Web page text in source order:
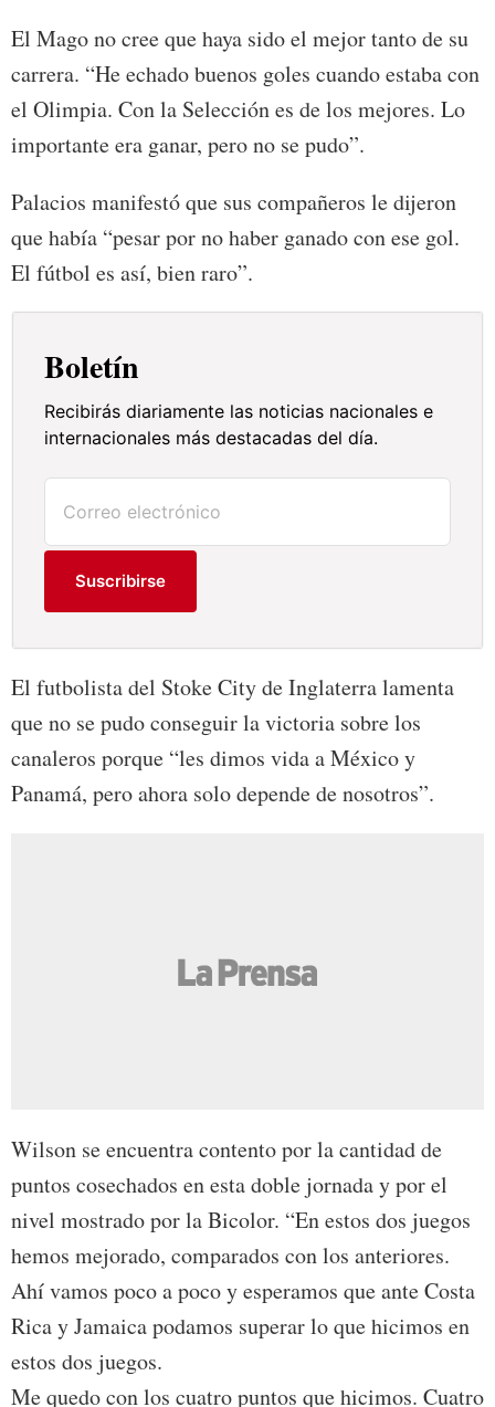
El Mago no cree que haya sido el mejor tanto de su
carrera. “He echado buenos goles cuando estaba con
el Olimpia. Con la Selección es de los mejores. Lo
importante era ganar, pero no se pudo”.
Palacios manifestó que sus compañeros le dijeron
que había “pesar por no haber ganado con ese gol.
El fútbol es así, bien raro”.
Boletín
Recibirás diariamente las noticias nacionales e
internacionales más destacadas del día.
Suscribirse
El futbolista del Stoke City de Inglaterra lamenta
que no se pudo conseguir la victoria sobre los
canaleros porque “les dimos vida a México y
Panamá, pero ahora solo depende de nosotros”.
Wilson se encuentra contento por la cantidad de
puntos cosechados en esta doble jornada y por el
nivel mostrado por la Bicolor. “En estos dos juegos
hemos mejorado, comparados con los anteriores.
Ahí vamos poco a poco y esperamos que ante Costa
Rica y Jamaica podamos superar lo que hicimos en
estos dos juegos.
Me quedo con los cuatro puntos que hicimos. Cuatro